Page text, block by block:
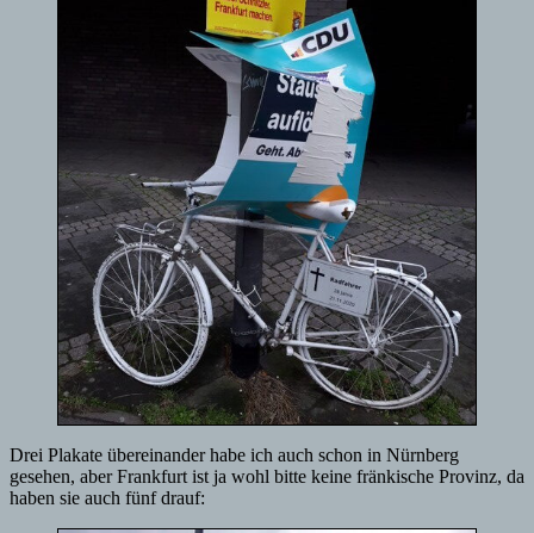
Drei Plakate übereinander habe ich auch schon in Nürnberg
gesehen, aber Frankfurt ist ja wohl bitte keine fränkische Provinz, da
haben sie auch fünf drauf: